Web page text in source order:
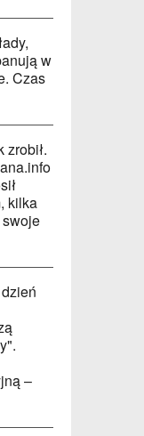
w
Czas
zrobił.
kilka
swoje
–